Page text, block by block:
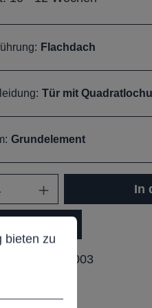
Flachdach
Tür mit
Grundelement
In
KU40003
zu können.
bieten zu